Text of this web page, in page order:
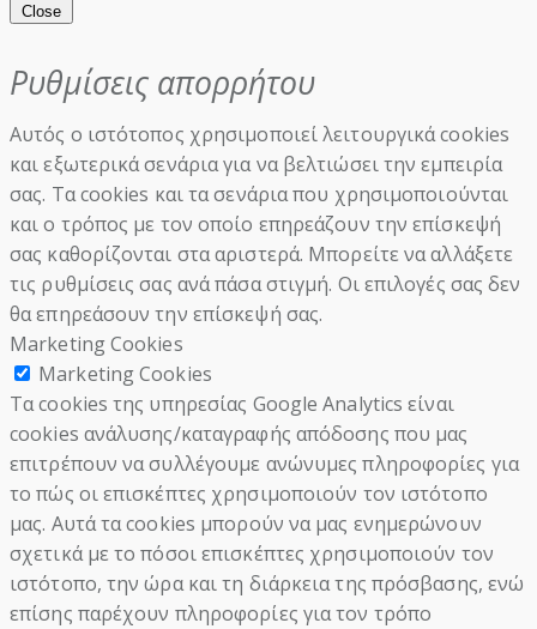
Close
Ρυθμίσεις απορρήτου
Αυτός ο ιστότοπος χρησιμοποιεί λειτουργικά cookies
και εξωτερικά σενάρια για να βελτιώσει την εμπειρία
σας. Τα cookies και τα σενάρια που χρησιμοποιούνται
και ο τρόπος με τον οποίο επηρεάζουν την επίσκεψή
σας καθορίζονται στα αριστερά. Μπορείτε να αλλάξετε
τις ρυθμίσεις σας ανά πάσα στιγμή. Οι επιλογές σας δεν
θα επηρεάσουν την επίσκεψή σας.
Marketing Cookies
Marketing Cookies
Τα cookies της υπηρεσίας Google Analytics είναι
cookies ανάλυσης/καταγραφής απόδοσης που μας
επιτρέπουν να συλλέγουμε ανώνυμες πληροφορίες για
το πώς οι επισκέπτες χρησιμοποιούν τον ιστότοπο
μας. Αυτά τα cookies μπορούν να μας ενημερώνουν
σχετικά με το πόσοι επισκέπτες χρησιμοποιούν τον
ιστότοπο, την ώρα και τη διάρκεια της πρόσβασης, ενώ
επίσης παρέχουν πληροφορίες για τον τρόπο